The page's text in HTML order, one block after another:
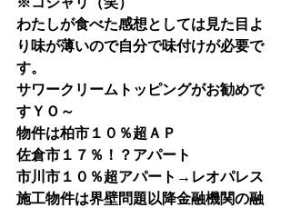
わたしが食べた感想としては見た目よ
り味が薄いので自分で味付けが必要で
す。
サワークリームトッピングがお勧めで
すＹＯ～
物件は柏市１０％超ＡＰ
佐倉市１７％！？アパート
市川市１０％超アパート→レオパレス
施工物件は界壁問題以降金融機関の融